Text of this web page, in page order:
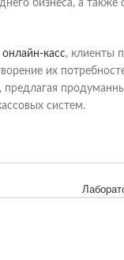
бизнеса, а также
онлайн-касс, клиенты
их
систем.